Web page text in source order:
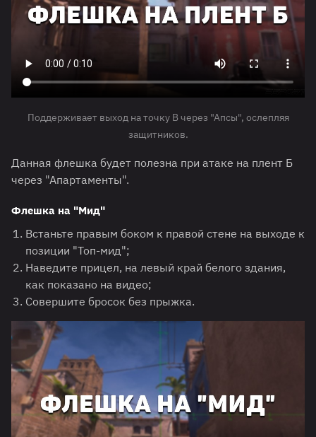
Поддерживает выход на точку B через "Апсы", ослепляя
защитников.
Данная флешка будет полезна при атаке на плент Б
через "Апартаменты".
Флешка на "Мид"
Встаньте правым боком к правой стене на выходе к
позиции "Топ-мид";
Наведите прицел, на левый край белого здания,
как показано на видео;
Совершите бросок без прыжка.